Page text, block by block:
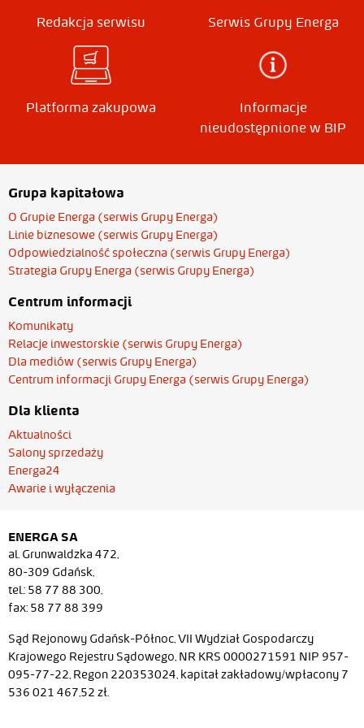
Redakcja serwisu Serwis Grupy Energa
Platforma zakupowa
Informacje
nieudostępnione w BIP
Grupa kapitałowa
O Grupie Energa (serwis Grupy Energa)
Linie biznesowe (serwis Grupy Energa)
Odpowiedzialność społeczna (serwis Grupy Energa)
Strategia Grupy Energa (serwis Grupy Energa)
Centrum informacji
Komunikaty
Relacje inwestorskie (serwis Grupy Energa)
Dla mediów (serwis Grupy Energa)
Centrum informacji Grupy Energa (serwis Grupy Energa)
Dla klienta
Aktualności
Salony sprzedaży
Energa24
Awarie i wyłączenia
ENERGA SA
al. Grunwaldzka 472,
80-309 Gdańsk,
tel.: 58 77 88 300,
fax: 58 77 88 399
Sąd Rejonowy Gdańsk-Północ, VII Wydział Gospodarczy
Krajowego Rejestru Sądowego, NR KRS 0000271591 NIP 957-
095-77-22, Regon 220353024, kapitał zakładowy/wpłacony 7
536 021 467,52 zł.